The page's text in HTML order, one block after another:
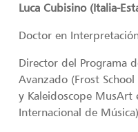
Luca Cubisino (Italia-
Doctor en
Director del Programa
Avanzado (Frost
y Kaleidoscope MusArt
Internacional de